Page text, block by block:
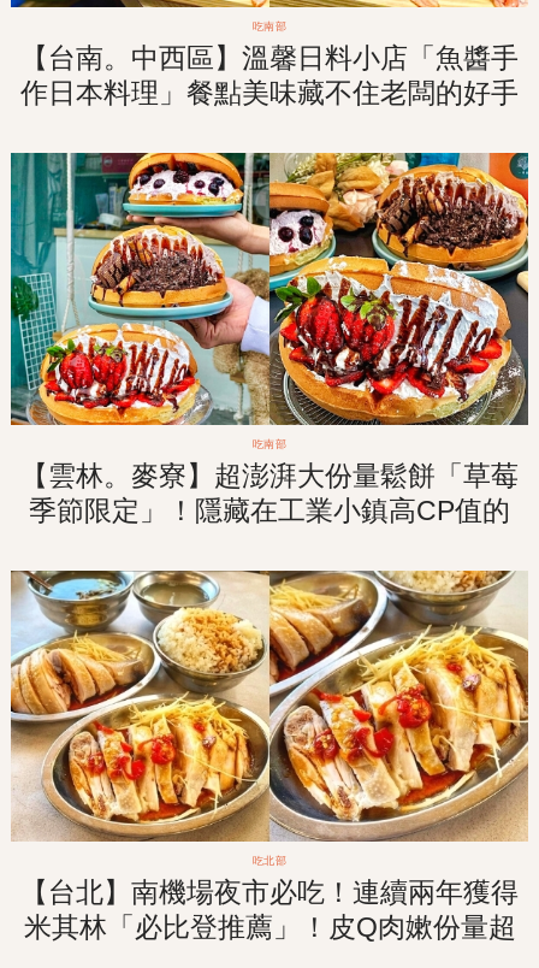
吃南部
【台南。中西區】溫馨日料小店「魚醬手
作日本料理」餐點美味藏不住老闆的好手
吃南部
【雲林。麥寮】超澎湃大份量鬆餅「草莓
季節限定」！隱藏在工業小鎮高CP值的
吃北部
【台北】南機場夜市必吃！連續兩年獲得
米其林「必比登推薦」！皮Q肉嫰份量超